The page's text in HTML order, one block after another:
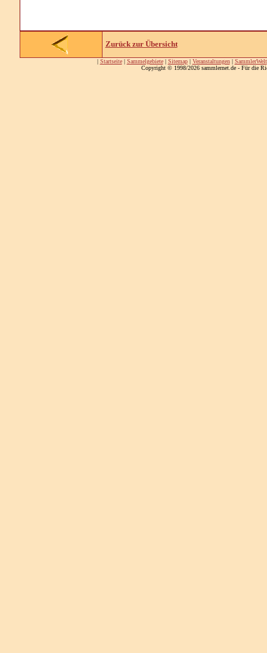
Zurück zur Übersicht
| Startseite| Sammelgebiete| Sitemap| Veranstaltungen| SammlerWelt
Copyright © 1998/2026 sammlernet.de - Für die